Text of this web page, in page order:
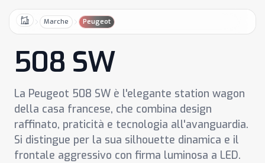
HomeMarche Peugeot
508 SW
La Peugeot 508 SW è l'elegante station wagon
della casa francese, che combina design
raffinato, praticità e tecnologia all'avanguardia.
Si distingue per la sua silhouette dinamica e il
frontale aggressivo con firma luminosa a LED.